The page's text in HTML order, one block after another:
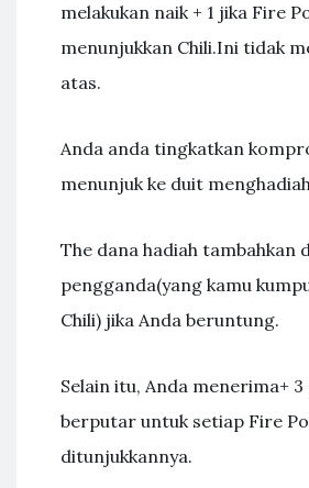
melakukan naik + 1 jika Fire
menunjukkan Chili.Ini tidak
atas.
Anda anda tingkatkan
menunjuk ke duit
The dana hadiah tambahkan
pengganda(yang kamu
Chili) jika Anda beruntung.
Selain itu, Anda menerima+
berputar untuk setiap Fire
ditunjukkannya.